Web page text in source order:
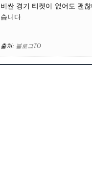
비싼 경기 티켓이 없어도 괜
습니다.
출처: 블로그TO